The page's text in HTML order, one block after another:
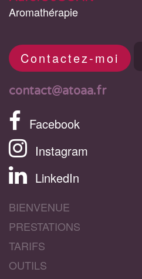
Aromathérapie
Contactez-moi
contact@atoaa.fr
Facebook
Instagram
LinkedIn
BIENVENUE
PRESTATIONS
TARIFS
OUTILS